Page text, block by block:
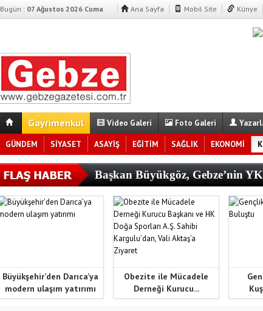
Bugün : 07 Ağustos 2026 Cuma Ana Sayfa Mobil Site Künye
Gayrimenkul Video Galeri Foto Galeri
GÜNDEM SİYASET ASAYİŞ EĞİTİM SAĞLIK EKONOMİ
Başkan Büyükgöz, Gebze’nin
Büyükşehir’den Darıca’ya
modern ulaşım yatırımı
Obezite ile Mücadele
Derneği Kurucu...